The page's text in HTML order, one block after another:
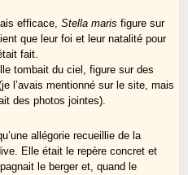
efficace,Stella maris figure sur
que leur foi et leur natalité pour
fait.
tombait du ciel, figure sur des
l’avais mentionné sur le site, mais
des photos jointes).
allégorie recueillie de la
Elle était le repère concret et
le berger et, quand le